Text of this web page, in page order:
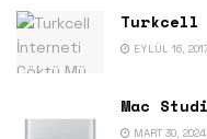
Turkcell
EYLÜL 16,
Mac
MART 30, 2024